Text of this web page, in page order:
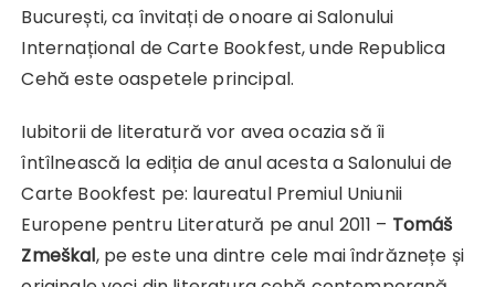
București, ca învitați de onoare ai Salonului
Internațional de Carte Bookfest, unde Republica
Cehă este oaspetele principal.
Iubitorii de literatură vor avea ocazia să îi
întîlnească la ediția de anul acesta a Salonului de
Carte Bookfest pe: laureatul Premiul Uniunii
Europene pentru Literatură pe anul 2011 – Tomáš
Zmeškal, pe este una dintre cele mai îndrăznețe și